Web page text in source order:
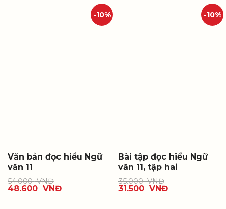
-10%
Văn bản đọc hiểu Ngữ
văn 11
54.000VNĐ
48.600 VNĐ
-10%
Bài tập đọc hiểu Ngữ
văn 11, tập hai
35.000VNĐ
31.500 VNĐ